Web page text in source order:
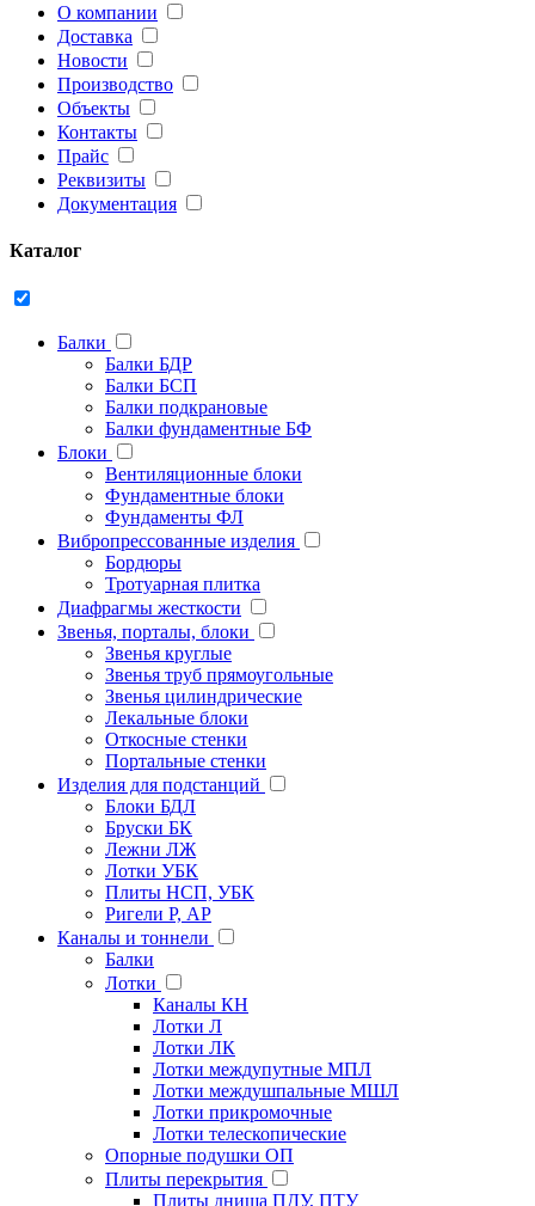
О компании
Доставка
Новости
Производство
Объекты
Контакты
Прайс
Реквизиты
Документация
Каталог
Балки
Балки БДР
Балки БСП
Балки подкрановые
Балки фундаментные БФ
Блоки
Вентиляционные блоки
Фундаментные блоки
Фундаменты ФЛ
Вибропрессованные изделия
Бордюры
Тротуарная плитка
Диафрагмы жесткости
Звенья, порталы, блоки
Звенья круглые
Звенья труб прямоугольные
Звенья цилиндрические
Лекальные блоки
Откосные стенки
Портальные стенки
Изделия для подстанций
Блоки БДЛ
Бруски БК
Лежни ЛЖ
Лотки УБК
Плиты НСП, УБК
Ригели Р, АР
Каналы и тоннели
Балки
Лотки
Каналы КН
Лотки Л
Лотки ЛК
Лотки междупутные МПЛ
Лотки междушпальные МШЛ
Лотки прикромочные
Лотки телескопические
Опорные подушки ОП
Плиты перекрытия
Плиты днища ПДУ, ПТУ